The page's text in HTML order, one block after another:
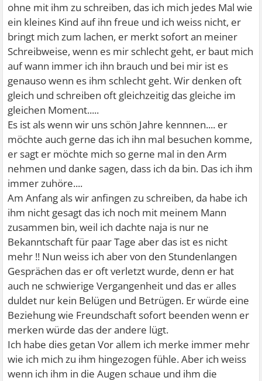
ohne mit ihm zu schreiben, das ich mich jedes Mal wie
ein kleines Kind auf ihn freue und ich weiss nicht, er
bringt mich zum lachen, er merkt sofort an meiner
Schreibweise, wenn es mir schlecht geht, er baut mich
auf wann immer ich ihn brauch und bei mir ist es
genauso wenn es ihm schlecht geht. Wir denken oft
gleich und schreiben oft gleichzeitig das gleiche im
gleichen Moment.....
Es ist als wenn wir uns schön Jahre kennnen.... er
möchte auch gerne das ich ihn mal besuchen komme,
er sagt er möchte mich so gerne mal in den Arm
nehmen und danke sagen, dass ich da bin. Das ich ihm
immer zuhöre....
Am Anfang als wir anfingen zu schreiben, da habe ich
ihm nicht gesagt das ich noch mit meinem Mann
zusammen bin, weil ich dachte naja is nur ne
Bekanntschaft für paar Tage aber das ist es nicht
mehr !! Nun weiss ich aber von den Stundenlangen
Gesprächen das er oft verletzt wurde, denn er hat
auch ne schwierige Vergangenheit und das er alles
duldet nur kein Belügen und Betrügen. Er würde eine
Beziehung wie Freundschaft sofort beenden wenn er
merken würde das der andere lügt.
Ich habe dies getanVor allem ich merke immer mehr
wie ich mich zu ihm hingezogen fühle. Aber ich weiss
wenn ich ihm in die Augen schaue und ihm die